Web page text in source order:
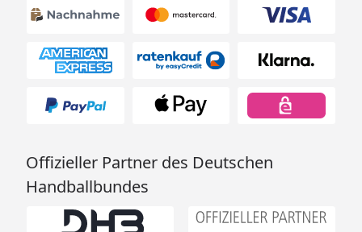
Sternenhimmel
Thermo- und Hygrometer, Sanduhren,
Weka Sauna Valida Eck 1.8 mit
Weka Sauna Valida Eck 1.8 mit
Glastür+Fenster - Technische Daten
Offizieller Partner des Deutschen
Handballbundes